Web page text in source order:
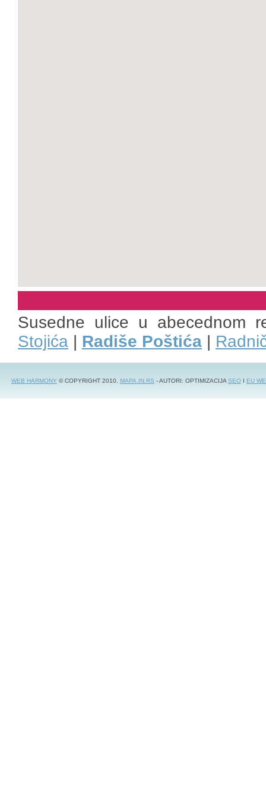
Susedne ulice u abecednom
Stojića | Radiše Poštića |
WEB HARMONY © COPYRIGHT 2010. MAPA.IN.RS - AUTORI: OPTIMIZACIJASEO I EU